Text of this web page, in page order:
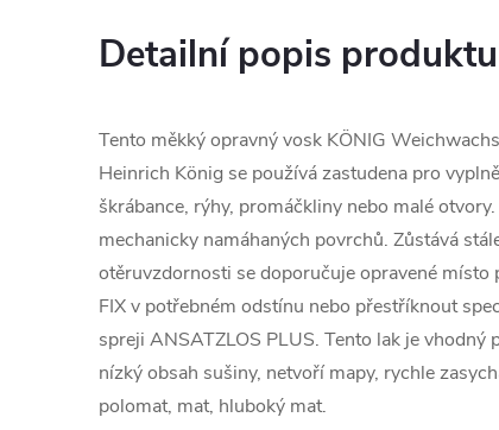
Detailní popis produktu
Tento měkký opravný vosk KÖNIG
Heinrich König se používá zastudena pro
škrábance, rýhy, promáčkliny nebo malé
mechanicky namáhaných povrchů. Zůstává
otěruvzdornosti se doporučuje opravené místo
FIX v potřebném odstínu nebo přestříknout
spreji ANSATZLOS PLUS. Tento lak je vhodný
nízký obsah sušiny, netvoří mapy, rychle
polomat, mat, hluboký mat.